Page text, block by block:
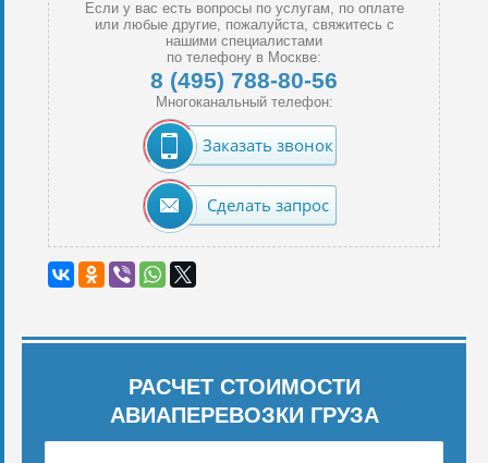
Если у вас есть вопросы по услугам, по оплате
или любые другие, пожалуйста, свяжитесь с
нашими специалистами
по телефону в Москве:
8 (495) 788-80-56
Многоканальный телефон:
Заказать звонок
Сделать запрос
РАСЧЕТ СТОИМОСТИ
АВИАПЕРЕВОЗКИ ГРУЗА